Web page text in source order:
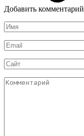
Добавить комментарий
Имя
*
Email
*
Сайт
Комментарий